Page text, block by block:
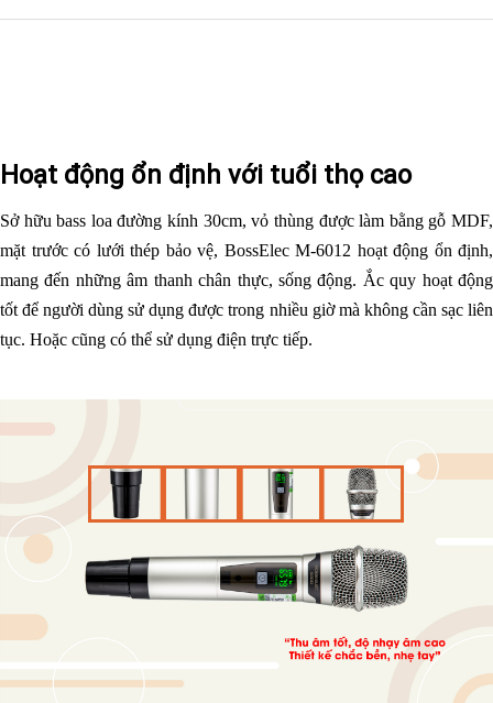
Hoạt động ổn định với tuổi thọ cao
Sở hữu bass loa đường kính 30cm, vỏ thùng được làm bằng gỗ MDF,
mặt trước có lưới thép bảo vệ, BossElec M-6012 hoạt động ổn định,
mang đến những âm thanh chân thực, sống động. Ắc quy hoạt động
tốt để người dùng sử dụng được trong nhiều giờ mà không cần sạc liên
tục. Hoặc cũng có thể sử dụng điện trực tiếp.